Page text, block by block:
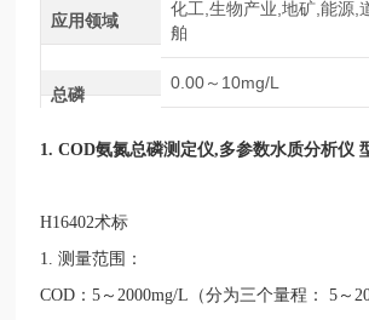
应用领域
化工,生物产业,地矿,能源,
舶
总磷
0.00～10mg/L
1.COD氨氮总磷测定仪,多参数水质分析仪
H16402术标
1.测量范围：
COD ：5 ～ 2000mg/L （分为三个量程：5 ～